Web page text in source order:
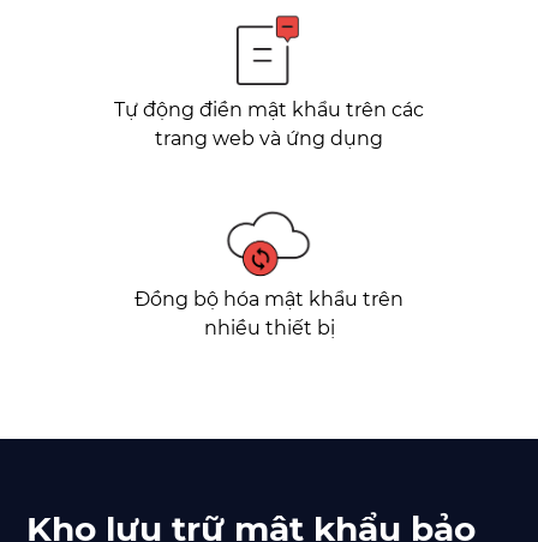
Tự động điền mật khẩu trên các
trang web và ứng dụng
Đồng bộ hóa mật khẩu trên
nhiều thiết bị
Kho lưu trữ mật khẩu bảo